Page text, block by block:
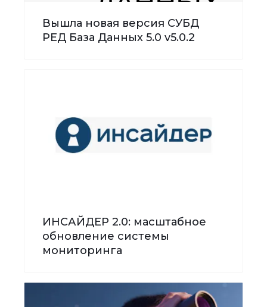
Вышла новая версия СУБД
РЕД База Данных 5.0 v5.0.2
ИНСАЙДЕР 2.0: масштабное
обновление системы
мониторинга